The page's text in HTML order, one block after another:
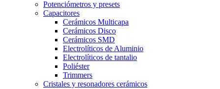
Potenciómetros y presets
Capacitores
Cerámicos Multicapa
Cerámicos Disco
Cerámicos SMD
Electrolíticos de Aluminio
Electrolíticos de tantalio
Poliéster
Trimmers
Cristales y resonadores cerámicos